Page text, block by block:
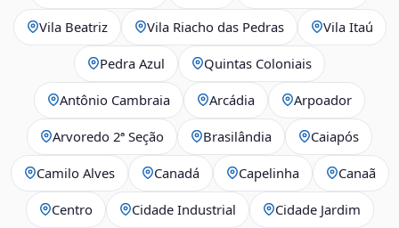
Vila Beatriz Vila Riacho das Pedras Vila Itaú
Pedra Azul Quintas Coloniais
Antônio Cambraia Arcádia Arpoador
Arvoredo 2ª Seção Brasilândia Caiapós
Camilo Alves Canadá Capelinha Canaã
Centro Cidade Industrial Cidade Jardim